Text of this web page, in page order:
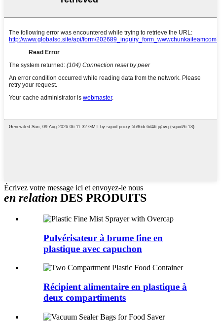
Écrivez votre message ici et envoyez-le nous
en relation DES PRODUITS
Pulvérisateur à brume fine en
plastique avec capuchon
Récipient alimentaire en plastique à
deux compartiments